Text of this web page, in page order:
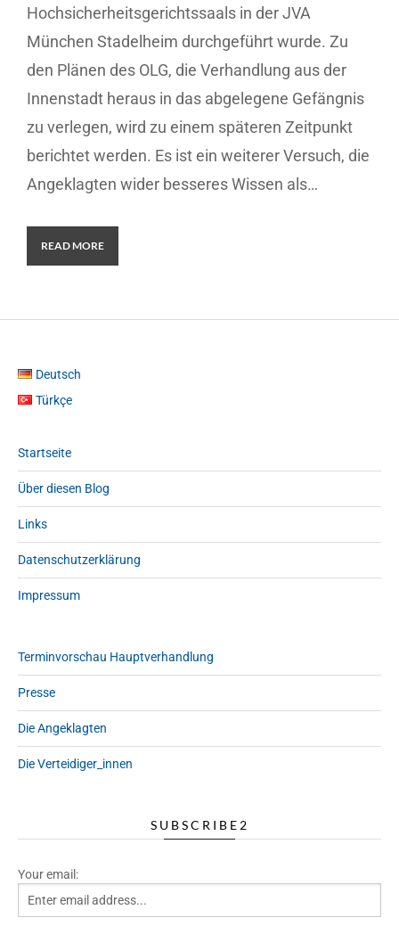
Hochsicherheitsgerichtssaals in der JVA
München Stadelheim durchgeführt wurde. Zu
den Plänen des OLG, die Verhandlung aus der
Innenstadt heraus in das abgelegene Gefängnis
zu verlegen, wird zu einem späteren Zeitpunkt
berichtet werden. Es ist ein weiterer Versuch, die
Angeklagten wider besseres Wissen als…
READ MORE
Deutsch
Türkçe
Startseite
Über diesen Blog
Links
Datenschutzerklärung
Impressum
Terminvorschau Hauptverhandlung
Presse
Die Angeklagten
Die Verteidiger_innen
SUBSCRIBE2
Your email: